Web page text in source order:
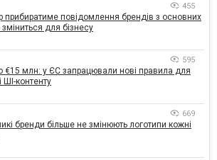
455
прибиратиме повідомлення брендів з основних
для бізнесу
595
€15 млн: у ЄС запрацювали нові правила для
ШІ-контенту
669
бренди більше не змінюють логотипи кожні